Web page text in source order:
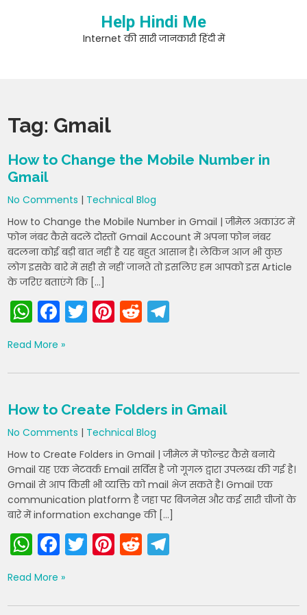
Help Hindi Me
Internet की सारी जानकारी हिंदी में
Tag: Gmail
How to Change the Mobile Number in
Gmail
No Comments | Technical Blog
How to Change the Mobile Number in Gmail | जीमेल अकाउंट में
फोन नंबर कैसे बदलें दोस्तों Gmail Account में अपना फोन नंबर
बदलना कोई बड़ी बात नहीं है यह बहुत आसान है। लेकिन आज भी कुछ
लोग इसके बारे में सही से नहीं जानते तो इसलिए हम आपको इस Article
के जरिए बताएंगे कि […]
W
h
a
ts
A
p
p
F
a
c
e
b
o
o
k
T
w
er
Pi
nt
e
st
R
e
di
t
gr
a
m
Read More »
How to Create Folders in Gmail
No Comments | Technical Blog
How to Create Folders in Gmail | जीमेल में फोल्डर कैसे बनाये
Gmail यह एक नेटवर्क Email सर्विस है जो गूगल द्वारा उपलब्ध की गई है।
Gmail से आप किसी भी व्यक्ति को mail भेज सकते है। Gmail एक
communication platform है जहा पर बिजनेस और कई सारी चीजों के
बारे में information exchange की […]
W
h
a
F
a
c
T
w
Pi
nt
R
e
Read More »